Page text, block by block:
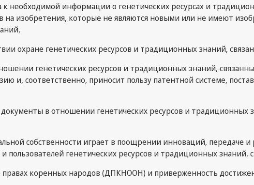
необходимой информации о генетических ресурсах и
изобретения, которые не являются новыми или не имеют
охране генетических ресурсов и традиционных знаний,
генетических ресурсов и традиционных знаний,
и, соответственно, приносит пользу патентной системе,
в отношении генетических ресурсов и традиционных
собственности играет в поощрении инноваций, передаче
генетических ресурсов и традиционных знаний,
коренных народов (ДПКНООН) и приверженность